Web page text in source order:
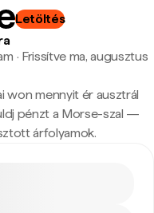
Letöltés
· Frissítve ma, augusztus
won mennyit ér ausztrál
pénzt a Morse-szal —
árfolyamok.